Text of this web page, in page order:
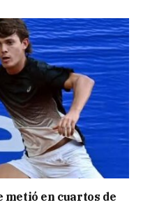
metió en cuartos de